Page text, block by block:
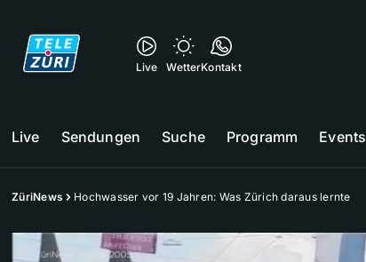
Live WetterKontakt
Live Sendungen Suche Programm Events
ZüriNews Hochwasser vor 19 Jahren: Was Zürich daraus lernte